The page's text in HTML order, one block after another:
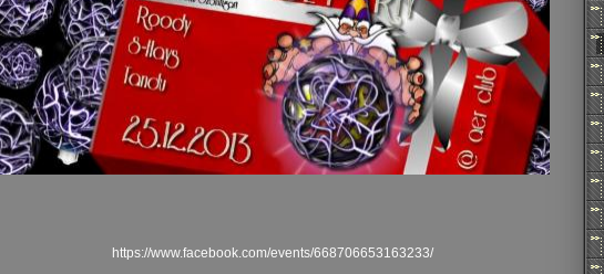
https://www.facebook.com/events/668706653163233/